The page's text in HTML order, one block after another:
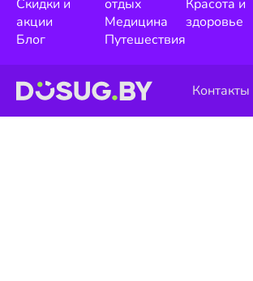
Скидки и
акции
Блог
отдых
Медицина
Путешествия
Красота и
здоровье
Контакты